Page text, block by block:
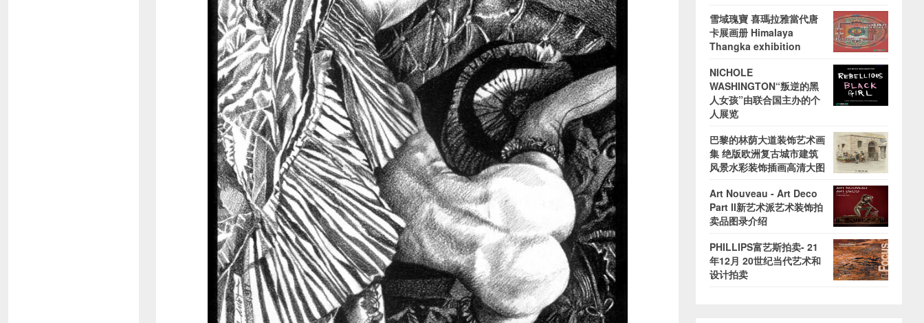
雪域瑰寶 喜瑪拉雅當代唐
卡展画册 Himalaya
Thangka exhibition
NICHOLE
WASHINGTON“叛逆的黑
人女孩”由联合国主办的个
人展览
巴黎的林荫大道装饰艺术画
集 绝版欧洲复古城市建筑
风景水彩装饰插画高清大图
Art Nouveau - Art Deco
Part II新艺术派艺术装饰拍
卖品图录介绍
PHILLIPS富艺斯拍卖- 21
年12月 20世纪当代艺术和
设计拍卖